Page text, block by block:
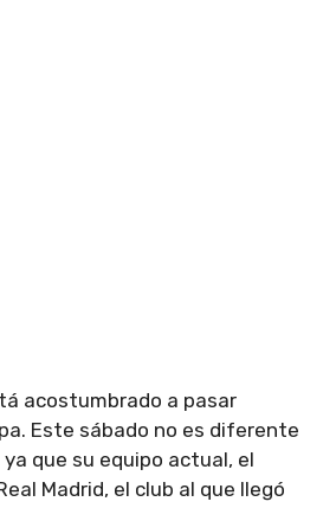
acostumbrado a pasar
Este sábado no es diferente
que su equipo actual, el
Madrid, el club al que llegó